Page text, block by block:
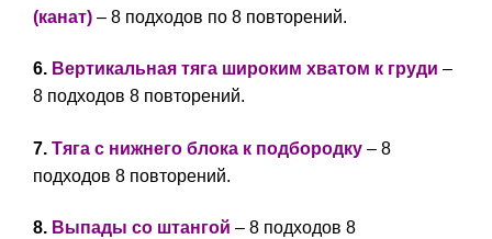
(канат) – 8 подходов по 8 повторений.
6. Вертикальная тяга широким хватом к груди –
8 подходов 8 повторений.
7. Тяга с нижнего блока к подбородку – 8
подходов 8 повторений.
8. Выпады со штангой – 8 подходов 8